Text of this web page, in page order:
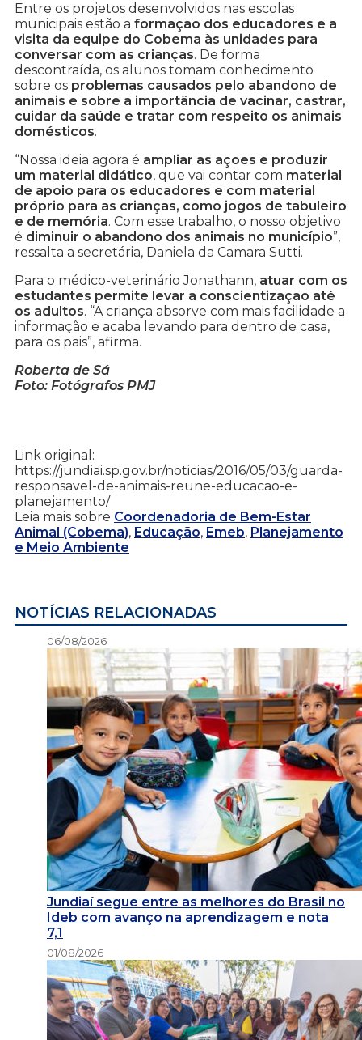
Entre os projetos desenvolvidos nas escolas
municipais estão a formação dos educadores e a
visita da equipe do Cobema às unidades para
conversar com as crianças. De forma
descontraída, os alunos tomam conhecimento
sobre os problemas causados pelo abandono de
animais e sobre a importância de vacinar, castrar,
cuidar da saúde e tratar com respeito os animais
domésticos.
“Nossa ideia agora é ampliar as ações e produzir
um material didático, que vai contar com material
de apoio para os educadores e com material
próprio para as crianças, como jogos de tabuleiro
e de memória. Com esse trabalho, o nosso objetivo
é diminuir o abandono dos animais no município”,
ressalta a secretária, Daniela da Camara Sutti.
Para o médico-veterinário Jonathann, atuar com os
estudantes permite levar a conscientização até
os adultos. “A criança absorve com mais facilidade a
informação e acaba levando para dentro de casa,
para os pais”, afirma.
Roberta de Sá
Foto: Fotógrafos PMJ
Link original:
https://jundiai.sp.gov.br/noticias/2016/05/03/guarda-
responsavel-de-animais-reune-educacao-e-
planejamento/
Leia mais sobre Coordenadoria de Bem-Estar
Animal (Cobema), Educação, Emeb, Planejamento
e Meio Ambiente
NOTÍCIAS RELACIONADAS
06/08/2026
Jundiaí segue entre as melhores do Brasil no
Ideb com avanço na aprendizagem e nota
7,1
01/08/2026